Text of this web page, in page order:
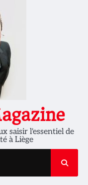
saisir l'essentiel de
à Liège